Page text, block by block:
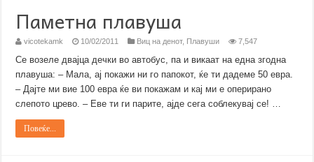
Паметна плавуша
vicotekamk 10/02/2011 Виц на денот, Плавуши 7,547
Се возеле двајца дечки во автобус, па и викаат на една згодна
плавуша: – Мала, ај покажи ни го папокот, ќе ти дадеме 50 евра.
– Дајте ми вие 100 евра ќе ви покажам и кај ми е оперирано
слепото црево. – Еве ти ги парите, ајде сега соблекувај се! …
Повеќе...